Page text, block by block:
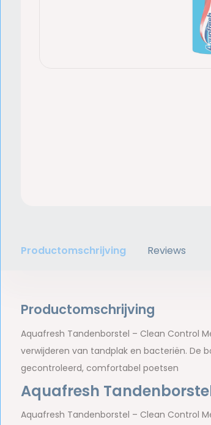
Productomschrijving Reviews
Productomschrijving
Aquafresh Tandenborstel – Clean Control
verwijderen van tandplak en bacteriën.
gecontroleerd, comfortabel poetsen
Aquafresh
Aquafresh Tandenborstel – Clean Control